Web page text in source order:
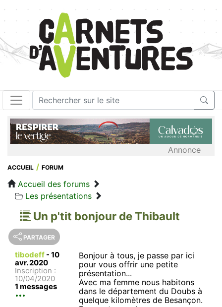
Annonce
ACCUEIL FORUM
Accueil des forums
Les présentations
Un p'tit bonjour de Thibault
PARTAGER
tibodeff - 10
avr. 2020
Inscription :
10/04/2020
1 messages
Bonjour à tous, je passe par ici
pour vous offrir une petite
présentation...
Avec ma femme nous habitons
dans le département du Doubs à
quelque kilomètres de Besançon.